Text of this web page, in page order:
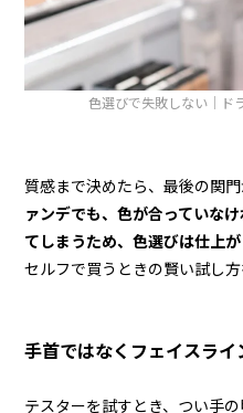
色選びで失敗しない｜ド
質感まで決めたら、最後の関門
ァンデでも、色が合っていな
てしまうため、色選びは仕上
セルフで買うときの賢い試し方
手首ではなくフェイスライ
テスターを試すとき、つい手